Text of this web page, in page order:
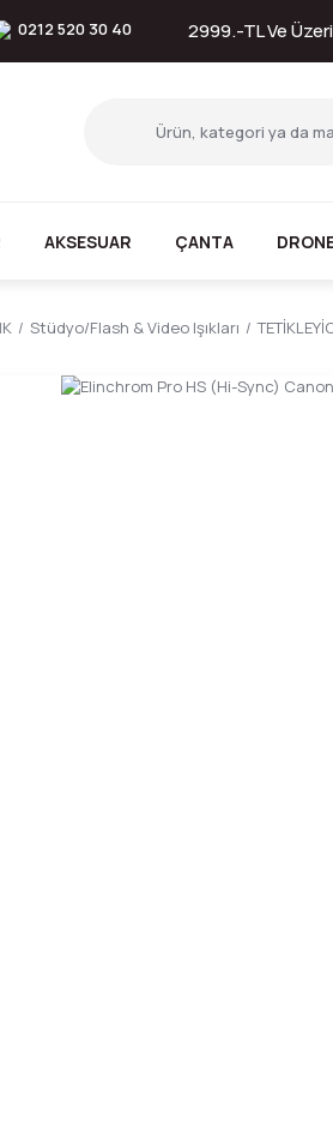
0212 520 30 40 2999.-TL Ve
AKSESUAR ÇANTA
Stüdyo/Flash & Video Işıkları